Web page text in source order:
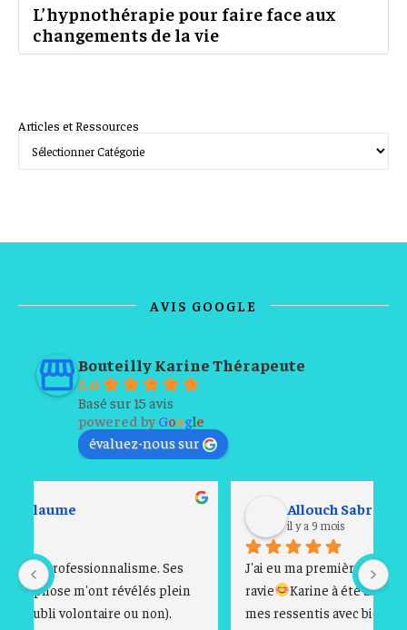
L’hypnothérapie pour faire face aux
changements de la vie
Articles et Ressources
AVIS GOOGLE
Bouteilly Karine Thérapeute
5.0
Basé sur 15 avis
powered byGoogle
évaluez-nous sur
J'ai eu ma première séance jeudi 30/10, je suis
ravie
Karine à été à l'écoute de mes émotions et
mes ressentis avec bienveillance à l'aide de ses